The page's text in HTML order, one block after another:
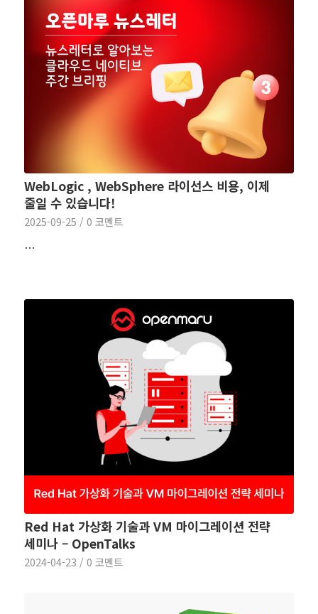
WebLogic , WebSphere 라이선스 비용, 이제
줄일 수 있습니다!
2025-09-25 / 0 코멘트
…
Red Hat 가상화 기술과 VM 마이그레이션 전략
세미나 – OpenTalks
2024-04-23 / 0 코멘트